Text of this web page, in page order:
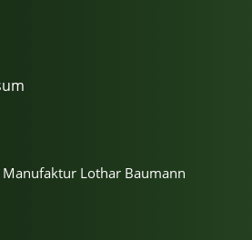
Lothar Baumann